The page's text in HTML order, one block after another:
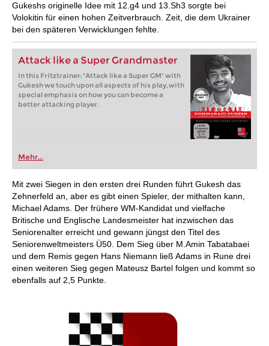
Gukeshs originelle Idee mit 12.g4 und 13.Sh3 sorgte bei
Volokitin für einen hohen Zeitverbrauch. Zeit, die dem Ukrainer
bei den späteren Verwicklungen fehlte.
Attack like a Super Grandmaster
In this Fritztrainer: "Attack like a Super GM" with
Gukesh we touch upon all aspects of his play, with
special emphasis on how you can become a
better attacking player.
Mehr...
Mit zwei Siegen in den ersten drei Runden führt Gukesh das
Zehnerfeld an, aber es gibt einen Spieler, der mithalten kann,
Michael Adams. Der frühere WM-Kandidat und vielfache
Britische und Englische Landesmeister hat inzwischen das
Seniorenalter erreicht und gewann jüngst den Titel des
Seniorenweltmeisters Ü50. Dem Sieg über M.Amin Tabatabaei
und dem Remis gegen Hans Niemann ließ Adams in Rune drei
einen weiteren Sieg gegen Mateusz Bartel folgen und kommt so
ebenfalls auf 2,5 Punkte.